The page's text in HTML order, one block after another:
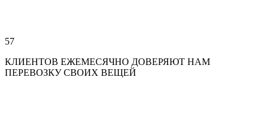
57
КЛИЕНТОВ ЕЖЕМЕСЯЧНО ДОВЕРЯЮТ НАМ
ПЕРЕВОЗКУ СВОИХ ВЕЩЕЙ